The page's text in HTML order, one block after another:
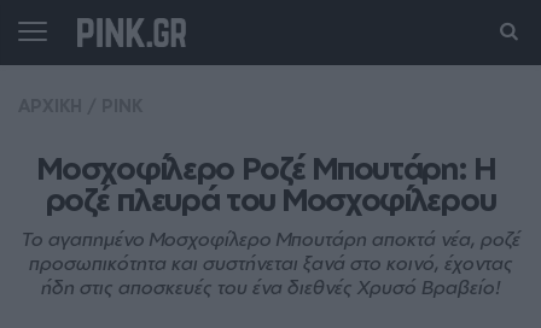
Μοσχοφίλερο Ροζέ Μπουτάρη: Η
ροζέ πλευρά του Μοσχοφίλερου
Το αγαπημένο Μοσχοφίλερο Μπουτάρη αποκτά νέα, ροζέ
προσωπικότητα και συστήνεται ξανά στο κοινό, έχοντας
ήδη στις αποσκευές του ένα διεθνές Χρυσό Βραβείο!